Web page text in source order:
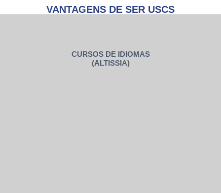
VANTAGENS DE SER USCS
CURSOS DE IDIOMAS
(ALTISSIA)